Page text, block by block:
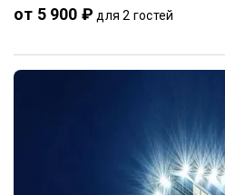
от 5 900 ₽ для 2 гостей